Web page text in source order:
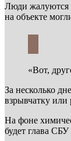
Люди жалуются
на объекте
«Вот,
За несколько
взрывчатку или
На фоне
будет глава